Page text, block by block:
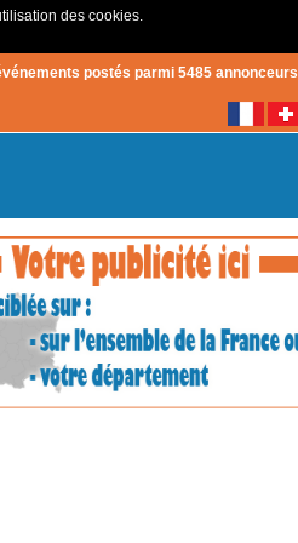
des cookies.Créer un compte
postés parmi 5485 annonceurs